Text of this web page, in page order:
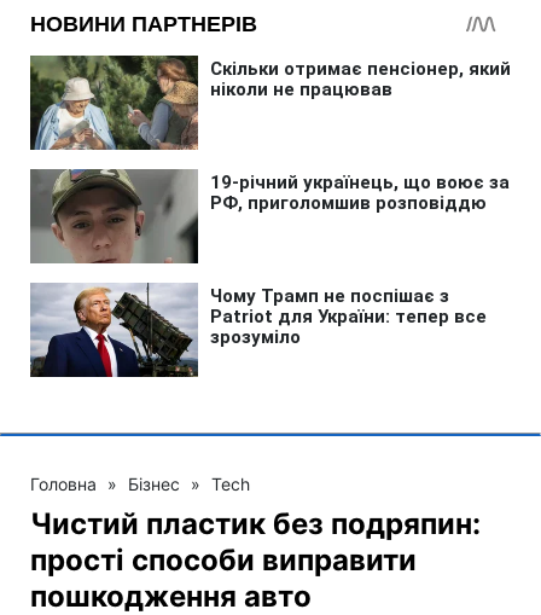
Головна » Бізнес » Tech
Чистий пластик без подряпин:
прості способи виправити
пошкодження авто